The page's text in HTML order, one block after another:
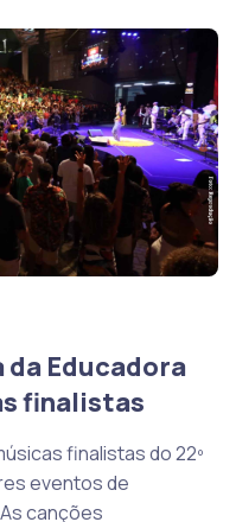
da Educadora
finalistas
finalistas do 22º
eventos de
canções